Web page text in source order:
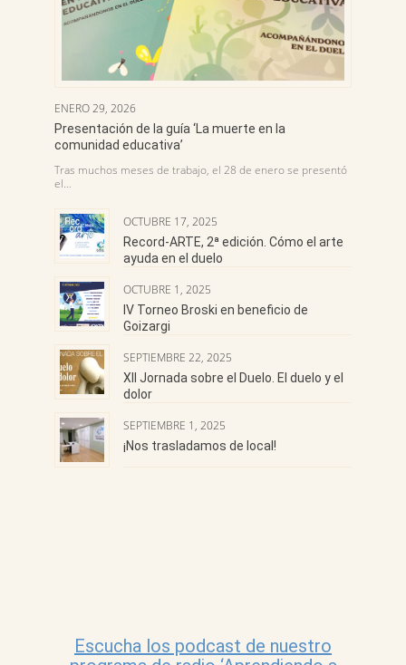
ENERO 29, 2026
Presentación de la guía ‘La muerte en la
comunidad educativa’
Tras muchos meses de trabajo, el 28 de enero se presentó
el…
OCTUBRE 17, 2025
Record-ARTE, 2ª edición. Cómo el arte
ayuda en el duelo
OCTUBRE 1, 2025
IV Torneo Broski en beneficio de
Goizargi
SEPTIEMBRE 22, 2025
XII Jornada sobre el Duelo. El duelo y el
dolor
SEPTIEMBRE 1, 2025
¡Nos trasladamos de local!
Escucha los podcast de nuestro